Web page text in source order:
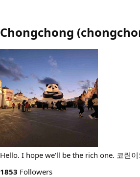
Chongchong (
Hello. I hope we'll be the rich one. 코린
1853 Followers